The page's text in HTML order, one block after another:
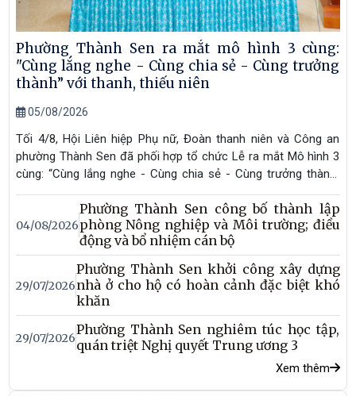
Phường Thành Sen ra mắt mô hình 3 cùng:
"Cùng lắng nghe - Cùng chia sẻ - Cùng trưởng
thành” với thanh, thiếu niên
05/08/2026
Tối 4/8, Hội Liên hiệp Phụ nữ, Đoàn thanh niên và Công an
phường Thành Sen đã phối hợp tổ chức Lễ ra mắt Mô hình 3
cùng: “Cùng lắng nghe - Cùng chia sẻ - Cùng trưởng thành”
với thanh, thiếu niên và công nhận Ban Chỉ đạo Mô hình “3
cùng” tại Tổ dân phố 29, phường Thành Sen.
04/08/2026
Phường Thành Sen công bố thành lập
phòng Nông nghiệp và Môi trường; điều
động và bổ nhiệm cán bộ
29/07/2026
Phường Thành Sen khởi công xây dựng
nhà ở cho hộ có hoàn cảnh đặc biệt khó
khăn
29/07/2026
Phường Thành Sen nghiêm túc học tập,
quán triệt Nghị quyết Trung ương 3
Xem thêm